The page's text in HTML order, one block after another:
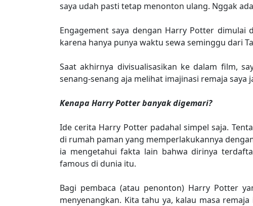
saya udah pasti tetap menonton ulang. Nggak
Engagement saya dengan Harry Potter
karena hanya punya waktu sewa seminggu dari
Saat akhirnya divisualisasikan ke dalam film,
senang-senang aja melihat imajinasi remaja saya
Kenapa Harry Potter banyak digemari?
Ide cerita Harry Potter padahal simpel saja.
di rumah paman yang memperlakukannya
ia mengetahui fakta lain bahwa dirinya
famous di dunia itu.
Bagi pembaca (atau penonton) Harry Potter
menyenangkan. Kita tahu ya, kalau masa